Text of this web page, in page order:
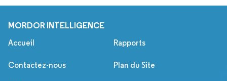
MORDOR INTELLIGENCE
Accueil Rapports
Contactez-nous Plan du Site